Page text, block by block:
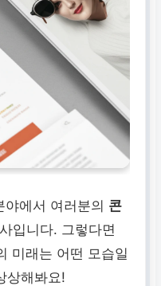
야에서 여러분의 콘
입니다. 그렇다면
미래는 어떤 모습일
상해봐요!